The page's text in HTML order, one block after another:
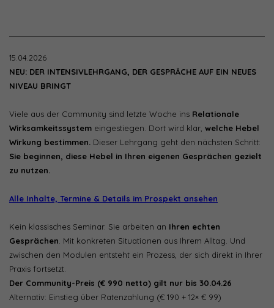
15.04.2026
NEU: DER INTENSIVLEHRGANG, DER GESPRÄCHE AUF EIN NEUES
NIVEAU BRINGT
Viele aus der Community sind letzte Woche ins Relationale
Wirksamkeitssystem eingestiegen. Dort wird klar, welche Hebel
Wirkung bestimmen. Dieser Lehrgang geht den nächsten Schritt:
Sie beginnen, diese Hebel in Ihren eigenen Gesprächen gezielt
zu nutzen.
Alle Inhalte, Termine & Details im Prospekt ansehen
Kein klassisches Seminar. Sie arbeiten an Ihren echten
Gesprächen . Mit konkreten Situationen aus Ihrem Alltag. Und
zwischen den Modulen entsteht ein Prozess, der sich direkt in Ihrer
Praxis fortsetzt.
Der Community-Preis (€ 990 netto) gilt nur bis 30.04.26
Alternativ: Einstieg über Ratenzahlung (€ 190 + 12× € 99)